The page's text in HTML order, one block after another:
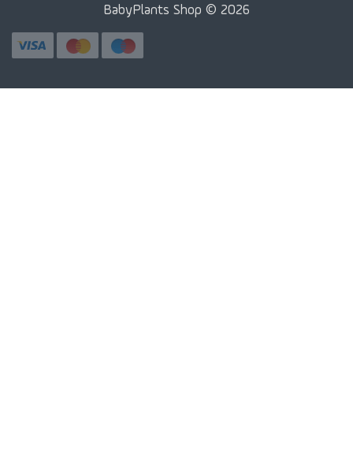
BabyPlants Shop © 2026